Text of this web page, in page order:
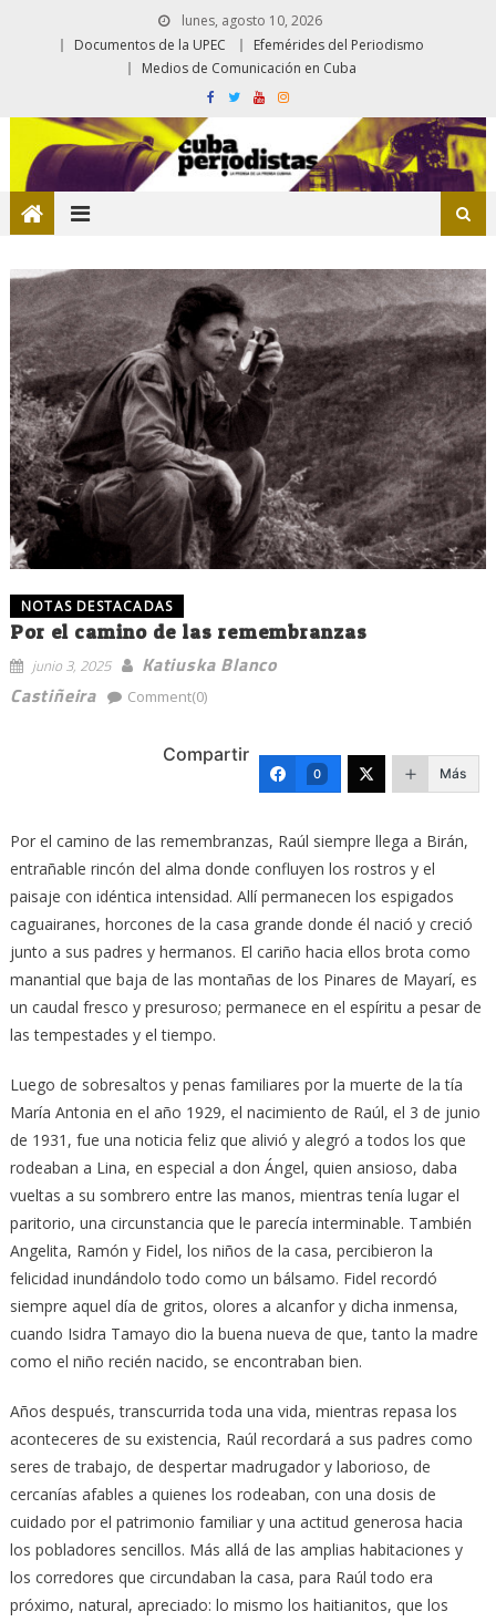
lunes, agosto 10, 2026
Documentos de la UPEC
Efemérides del Periodismo
Medios de Comunicación en Cuba
NOTAS DESTACADAS
Por el camino de las remembranzas
junio 3, 2025
Katiuska Blanco
Castiñeira
Comment(0)
Compartir
0 Más
Por el camino de las remembranzas, Raúl siempre llega a Birán,
entrañable rincón del alma donde confluyen los rostros y el
paisaje con idéntica intensidad. Allí permanecen los espigados
caguairanes, horcones de la casa grande donde él nació y creció
junto a sus padres y hermanos. El cariño hacia ellos brota como
manantial que baja de las montañas de los Pinares de Mayarí, es
un caudal fresco y presuroso; permanece en el espíritu a pesar de
las tempestades y el tiempo.
Luego de sobresaltos y penas familiares por la muerte de la tía
María Antonia en el año 1929, el nacimiento de Raúl, el 3 de junio
de 1931, fue una noticia feliz que alivió y alegró a todos los que
rodeaban a Lina, en especial a don Ángel, quien ansioso, daba
vueltas a su sombrero entre las manos, mientras tenía lugar el
paritorio, una circunstancia que le parecía interminable. También
Angelita, Ramón y Fidel, los niños de la casa, percibieron la
felicidad inundándolo todo como un bálsamo. Fidel recordó
siempre aquel día de gritos, olores a alcanfor y dicha inmensa,
cuando Isidra Tamayo dio la buena nueva de que, tanto la madre
como el niño recién nacido, se encontraban bien.
Años después, transcurrida toda una vida, mientras repasa los
aconteceres de su existencia, Raúl recordará a sus padres como
seres de trabajo, de despertar madrugador y laborioso, de
cercanías afables a quienes los rodeaban, con una dosis de
cuidado por el patrimonio familiar y una actitud generosa hacia
los pobladores sencillos. Más allá de las amplias habitaciones y
los corredores que circundaban la casa, para Raúl todo era
próximo, natural, apreciado: lo mismo los haitianitos, que los